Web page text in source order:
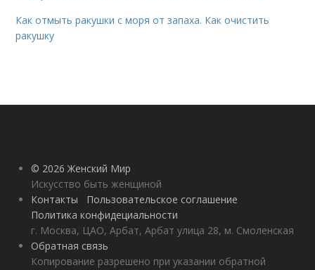
Как отмыть ракушки с моря от запаха. Как очистить
ракушку
© 2026 Женский Мир
Искусство быть женщиной
Контакты
Пользовательское соглашение
Политика конфидециальности
г. Москва, ЦАО, Арбат, Арбат улица 28, м. Смоленская
Обратная связь
Копирование разрешено при указании обратной